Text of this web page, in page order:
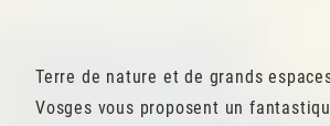
Terre de nature et de grands
Vosges vous proposent un